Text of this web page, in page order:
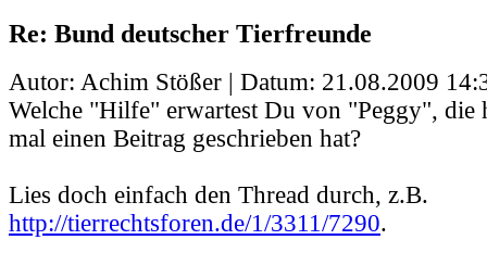
Re: Bund deutscher Tierfreunde
Autor: Achim Stößer | Datum: 21.08.2009
Welche "Hilfe" erwartest Du von "Peggy", die
mal einen Beitrag geschrieben hat?
Lies doch einfach den Thread durch, z.B.
http://tierrechtsforen.de/1/3311/7290.